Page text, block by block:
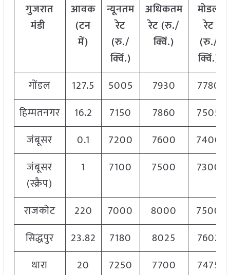
गुजरात
मंडी
आवक
(टन
में)
न्यूनतम
रेट
(रु./
क्विं.)
अधिकतम
रेट (रु./
क्विं.)
मोडल
रेट
(रु./
क्विं.)
गोंडल
127.5 5005 7930
7780
हिम्मतनगर
16.2 7150 7860
7505
जंबूसर
0.1 7200 7600
7400
जंबूसर
(स्क्रैप)
1 7100 7500 7300
राजकोट 220 7000 8000
7500
सिद्धपुर
23.82 7180 8025
7602
थारा
20 7250 7700
7475